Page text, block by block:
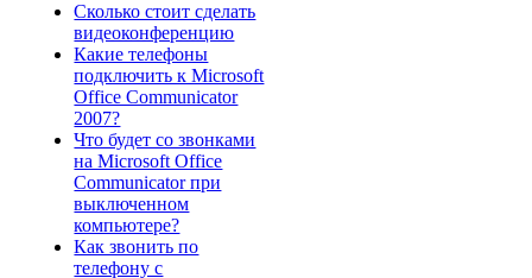
Сколько стоит сделать
видеоконференцию
Какие телефоны
подключить к Microsoft
Office Communicator
2007?
Что будет со звонками
на Microsoft Office
Communicator при
выключенном
компьютере?
Как звонить по
телефону с